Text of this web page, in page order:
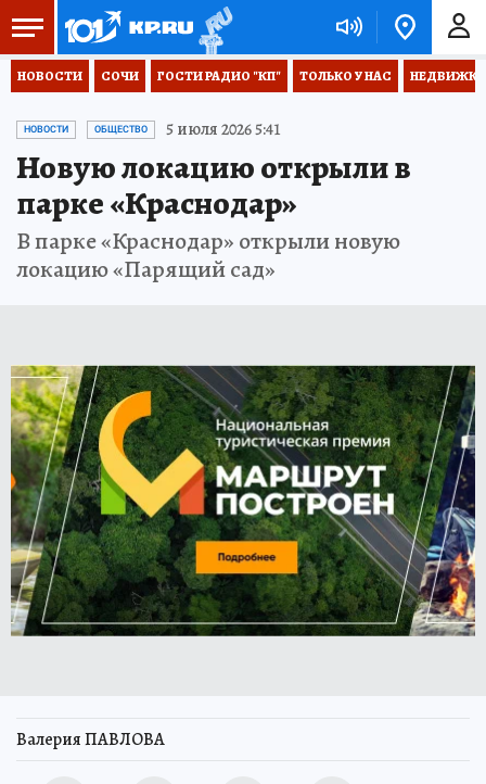
НОВОСТИ СОЧИ ГОСТИ РАДИО "КП" ТОЛЬКО У НАС НЕДВИЖКА
НОВОСТИ ОБЩЕСТВО 5 июля 2026 5:41
Новую локацию открыли в
парке «Краснодар»
В парке «Краснодар» открыли новую
локацию «Парящий сад»
Валерия ПАВЛОВА